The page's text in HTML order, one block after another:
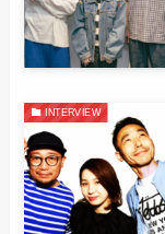
INTERVIEW